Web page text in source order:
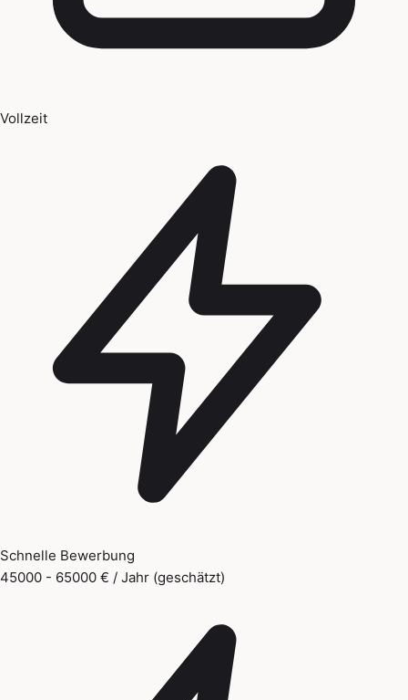
Vollzeit
Schnelle Bewerbung
45000 - 65000 € / Jahr (geschätzt)